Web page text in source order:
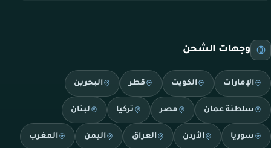
وجهات الشحن
الإمارات الكويت قطر البحرين
سلطنة عمان مصر تركيا لبنان
سوريا الأردن العراق اليمن المغرب